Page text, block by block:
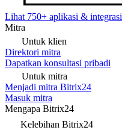
Lihat 750+ aplikasi & integrasi
Mitra
Untuk klien
Direktori mitra
Dapatkan konsultasi pribadi
Untuk mitra
Menjadi mitra Bitrix24
Masuk mitra
Mengapa Bitrix24
Kelebihan Bitrix24